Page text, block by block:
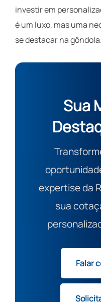
investir em
é um luxo, mas uma
se destacar na gôndola.
Sua
expertise da
sua
Falar